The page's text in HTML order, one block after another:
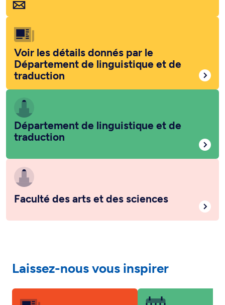
Voir les détails donnés par le
Département de linguistique et de
traduction
Département de linguistique et de
traduction
Faculté des arts et des sciences
Laissez-nous vous inspirer